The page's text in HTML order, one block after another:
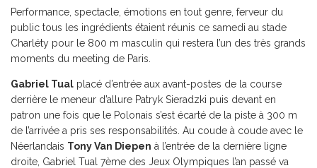
Performance, spectacle, émotions en tout genre, ferveur du
public tous les ingrédients étaient réunis ce samedi au stade
Charléty pour le 800 m masculin qui restera l’un des très grands
moments du meeting de Paris.
Gabriel Tual placé d’entrée aux avant-postes de la course
derrière le meneur d’allure Patryk Sieradzki puis devant en
patron une fois que le Polonais s’est écarté de la piste à 300 m
de l’arrivée a pris ses responsabilités. Au coude à coude avec le
Néerlandais Tony Van Diepen à l’entrée de la dernière ligne
droite, Gabriel Tual 7ème des Jeux Olympiques l’an passé va